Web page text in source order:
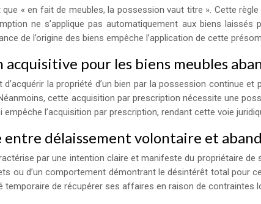
que « en fait de meubles, la possession vaut titre ». Cette
ne s’applique pas automatiquement aux biens
de l’origine des biens empêche l’application de cette
pour les biens meubles
la propriété d’un bien par la possession continue
cette acquisition par prescription nécessite une
l’acquisition par prescription, rendant cette voie
délaissement volontaire et
par une intention claire et manifeste du propriétaire
ou d’un comportement démontrant le désintérêt total pour
temporaire de récupérer ses affaires en raison de contraintes